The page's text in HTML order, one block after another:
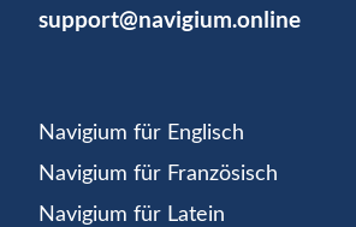
support@navigium.online
Navigium für Englisch
Navigium für Französisch
Navigium für Latein